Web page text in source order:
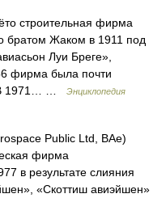
строительная фирма
братом Жаком в 1911 под
Луи Бреге»,
фирма была почти
В 1971… …
Энциклопедия
Public Ltd, BAe)
фирма
в результате слияния
«Скоттиш авиэйшен»